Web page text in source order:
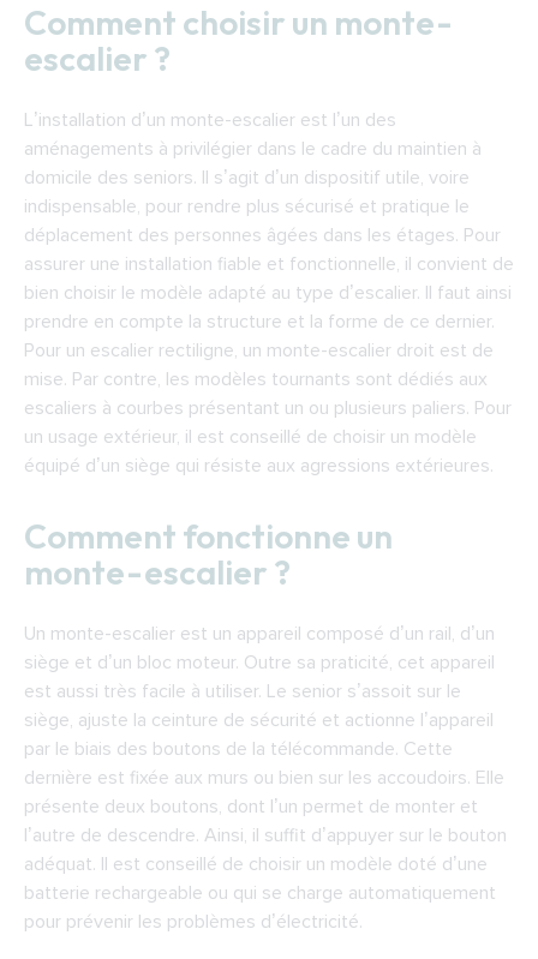
Comment choisir un monte-
escalier ?
L’installation d’un monte-escalier est l’un des
aménagements à privilégier dans le cadre du maintien à
domicile des seniors. Il s’agit d’un dispositif utile, voire
indispensable, pour rendre plus sécurisé et pratique le
déplacement des personnes âgées dans les étages. Pour
assurer une installation fiable et fonctionnelle, il convient de
bien choisir le modèle adapté au type d’escalier. Il faut ainsi
prendre en compte la structure et la forme de ce dernier.
Pour un escalier rectiligne, un monte-escalier droit est de
mise. Par contre, les modèles tournants sont dédiés aux
escaliers à courbes présentant un ou plusieurs paliers. Pour
un usage extérieur, il est conseillé de choisir un modèle
équipé d’un siège qui résiste aux agressions extérieures.
Comment fonctionne un
monte-escalier ?
Un monte-escalier est un appareil composé d’un rail, d’un
siège et d’un bloc moteur. Outre sa praticité, cet appareil
est aussi très facile à utiliser. Le senior s’assoit sur le
siège, ajuste la ceinture de sécurité et actionne l’appareil
par le biais des boutons de la télécommande. Cette
dernière est fixée aux murs ou bien sur les accoudoirs. Elle
présente deux boutons, dont l’un permet de monter et
l’autre de descendre. Ainsi, il suffit d’appuyer sur le bouton
adéquat. Il est conseillé de choisir un modèle doté d’une
batterie rechargeable ou qui se charge automatiquement
pour prévenir les problèmes d’électricité.